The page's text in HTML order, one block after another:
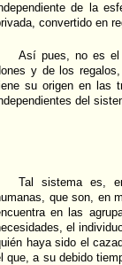
de la
convertido en
Así pues, no es el
y de los
su origen en las
del
Tal sistema es,
que son, en
en las
el
haya sido el
que, a su debido